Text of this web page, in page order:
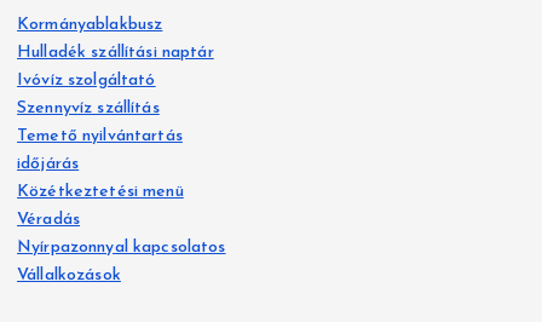
é
s
:
Kormányablakbusz
Hulladék szállítási naptár
Ivóvíz szolgáltató
Szennyvíz szállítás
Temető nyilvántartás
időjárás
Közétkeztetési menü
Véradás
Nyírpazonnyal kapcsolatos
Vállalkozások